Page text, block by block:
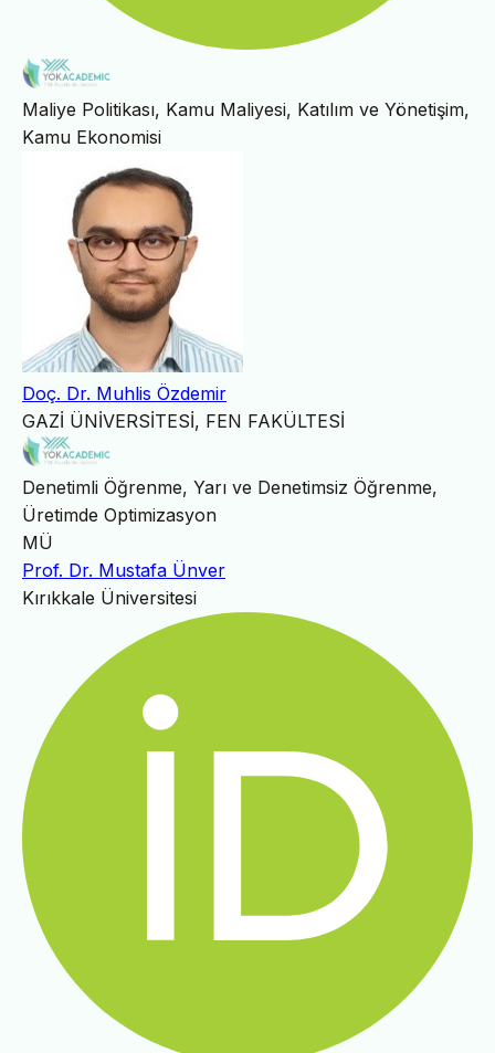
Maliye Politikası, Kamu Maliyesi, Katılım ve Yönetişim,
Kamu Ekonomisi
Doç. Dr. Muhlis Özdemir
GAZİ ÜNİVERSİTESİ, FEN FAKÜLTESİ
Denetimli Öğrenme, Yarı ve Denetimsiz Öğrenme,
Üretimde Optimizasyon
MÜ
Prof. Dr. Mustafa Ünver
Kırıkkale Üniversitesi